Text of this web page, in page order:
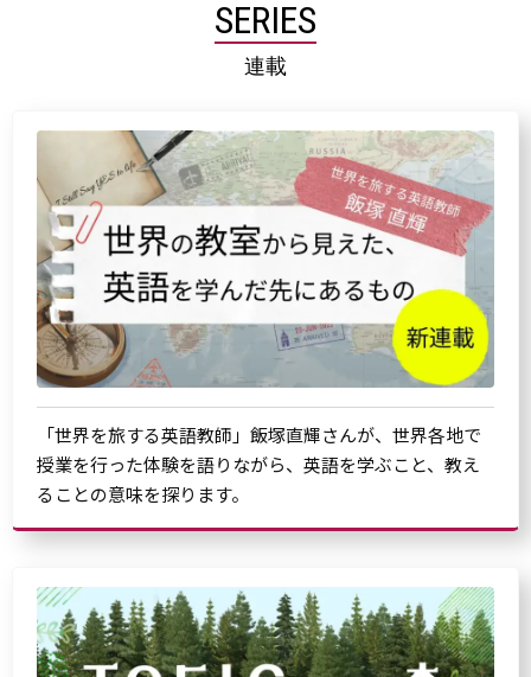
SERIES
連載
「世界を旅する英語教師」飯塚直輝さんが、世界各地で
授業を行った体験を語りながら、英語を学ぶこと、教え
ることの意味を探ります。